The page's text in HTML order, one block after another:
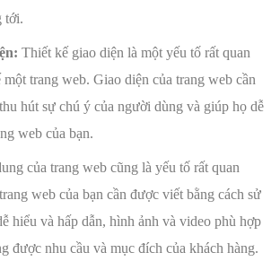
tới.
Thiết kế giao diện là một yếu tố rất quan
trang web. Giao diện của trang web cần
hút sự chú ý của người dùng và giúp họ dễ
web của bạn.
của trang web cũng là yếu tố rất quan
web của bạn cần được viết bằng cách sử
hiểu và hấp dẫn, hình ảnh và video phù hợp
được nhu cầu và mục đích của khách hàng.